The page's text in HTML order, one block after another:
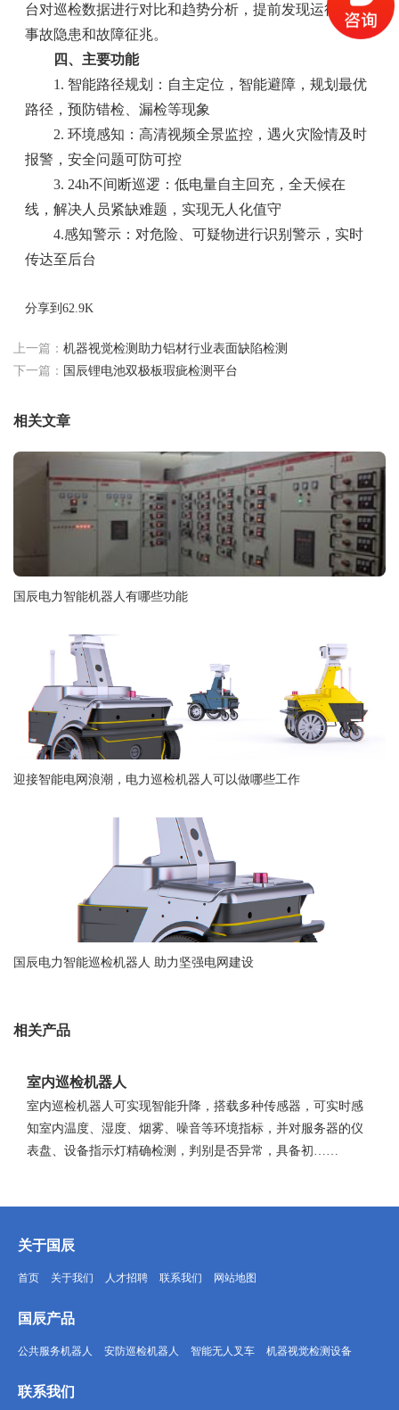
台对巡检数据进行对比和趋势分析，提前发现运行中的
事故隐患和故障征兆。
四、主要功能
1. 智能路径规划：自主定位，智能避障，规划最优
路径，预防错检、漏检等现象
2. 环境感知：高清视频全景监控，遇火灾险情及时
报警，安全问题可防可控
3. 24h不间断巡逻：低电量自主回充，全天候在
线，解决人员紧缺难题，实现无人化值守
4.感知警示：对危险、可疑物进行识别警示，实时
传达至后台
分享到62.9K
上一篇： 机器视觉检测助力铝材行业表面缺陷检测
下一篇： 国辰锂电池双极板瑕疵检测平台
相关文章
国辰电力智能机器人有哪些功能
迎接智能电网浪潮，电力巡检机器人可以做哪些工作
国辰电力智能巡检机器人 助力坚强电网建设
相关产品
室内巡检机器人
室内巡检机器人可实现智能升降，搭载多种传感器，可实时感
知室内温度、湿度、烟雾、噪音等环境指标，并对服务器的仪
表盘、设备指示灯精确检测，判别是否异常，具备初……
关于国辰
首页 关于我们 人才招聘 联系我们 网站地图
国辰产品
公共服务机器人 安防巡检机器人 智能无人叉车 机器视觉检测设备
联系我们